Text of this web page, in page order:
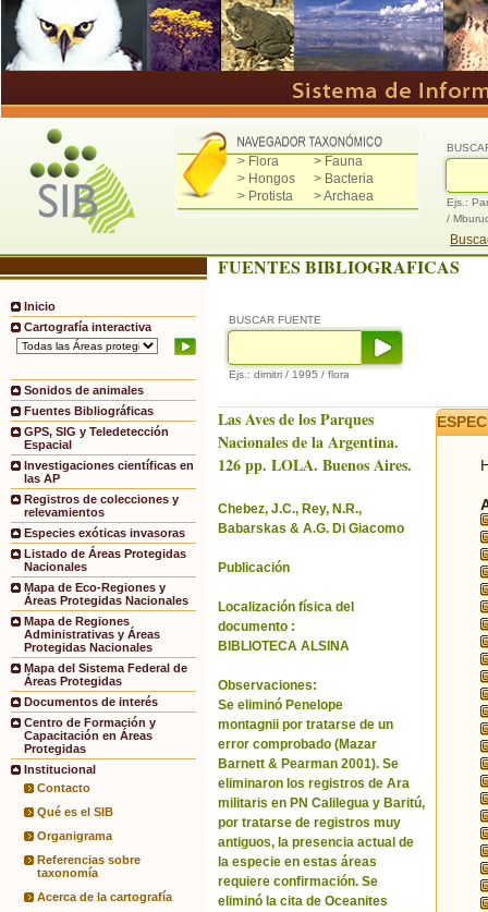
> Flora
> Fauna
> Hongos
> Bacteria
> Protista
> Archaea
Ejs.:
/
Inicio
Cartografía interactiva
Sonidos de animales
Fuentes Bibliográficas
GPS, SIG y Teledetección
Espacial
Investigaciones científicas en
las AP
Registros de colecciones y
relevamientos
Especies exóticas invasoras
Listado de Áreas Protegidas
Nacionales
Mapa de Eco-Regiones y
Áreas Protegidas Nacionales
Mapa de Regiones
Administrativas y Áreas
Protegidas Nacionales
Mapa del Sistema Federal de
Áreas Protegidas
Documentos de interés
Centro de Formación y
Capacitación en Áreas
Protegidas
Institucional
Contacto
Qué es el SIB
Organigrama
Referencias sobre
taxonomía
Acerca de la cartografía
FUENTES BIBLIOGRAFICAS
BUSCAR FUENTE
Ejs.: dimitri / 1995 / flora
Las Aves de los Parques
Nacionales de la Argentina.
126 pp. LOLA. Buenos Aires.
Chebez, J.C., Rey, N.R.,
Babarskas & A.G. Di Giacomo
Publicación
Localización física del
documento :
BIBLIOTECA ALSINA
Observaciones:
Se eliminó Penelope
montagnii por tratarse de un
error comprobado (Mazar
Barnett & Pearman 2001). Se
eliminaron los registros de Ara
militaris en PN Calilegua y Baritú,
por tratarse de registros muy
antiguos, la presencia actual de
la especie en estas áreas
requiere confirmación. Se
eliminó la cita de Oceanites